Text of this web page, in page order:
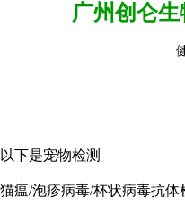
广州创仑
以下是宠物检测——
猫瘟/泡疹病毒/杯状病毒抗体